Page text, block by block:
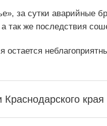
за сутки аварийные
так же последствия
остается
Краснодарского края